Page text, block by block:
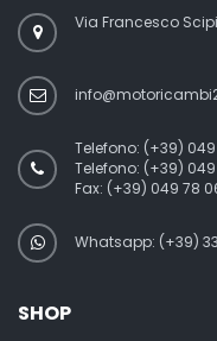
Via Francesco
Telefono: (+39) 049
Telefono: (+39)
Fax: (+39) 049 78
Whatsapp: (+39)
SHOP